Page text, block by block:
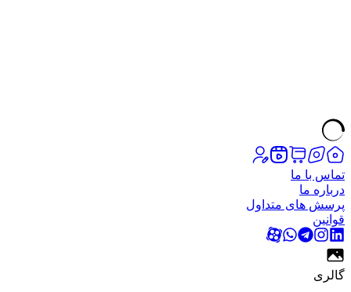
تماس با ما
درباره ما
پرسش های متداول
قوانین
گالری